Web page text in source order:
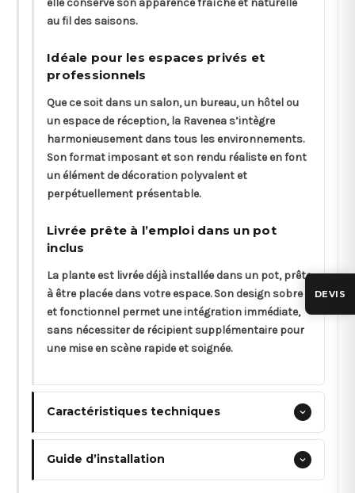
au fil des saisons.
Idéale pour les espaces privés et
professionnels
Que ce soit dans un salon, un bureau, un hôtel ou
un espace de réception, la Ravenea s’intègre
harmonieusement dans tous les environnements.
Son format imposant et son rendu réaliste en font
un élément de décoration polyvalent et
perpétuellement présentable.
Livrée prête à l’emploi dans un pot
inclus
La plante est livrée déjà installée dans un pot, prête
à être placée dans votre espace. Son design sobre
et fonctionnel permet une intégration immédiate,
sans nécessiter de récipient supplémentaire pour
une mise en scène rapide et soignée.
Caractéristiques techniques
Guide d’installation
DEVIS